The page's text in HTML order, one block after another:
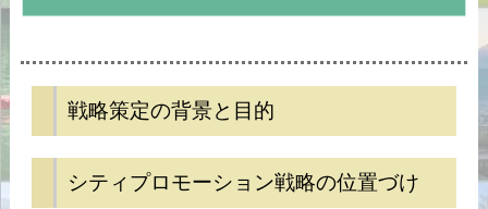
戦略策定の背景と目的
シティプロモーション戦略の位置づけ